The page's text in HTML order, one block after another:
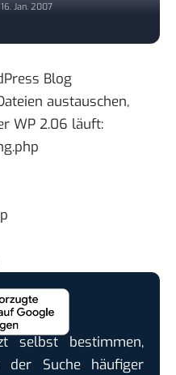
Jan. 2007
Blog
austauschen,
WP 2.06 läuft:
selbst bestimmen,
Suche häufiger